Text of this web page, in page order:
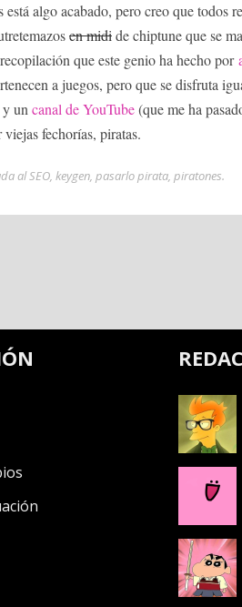
está algo acabado, pero creo que todos
en midide chiptune que se
que este genio ha hecho por
a juegos, pero que se disfruta
y uncanal de YouTube(que me ha
fechorías, piratas.
al SEO, keygen, pasarlo pirata, piratones.